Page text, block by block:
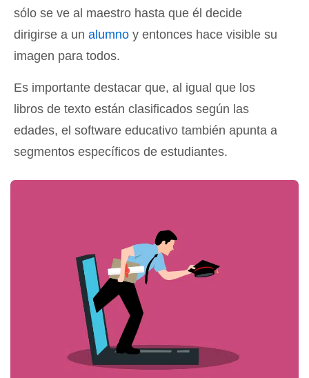
sólo se ve al maestro hasta que él decide
dirigirse a un alumno y entonces hace visible su
imagen para todos.
Es importante destacar que, al igual que los
libros de texto están clasificados según las
edades, el software educativo también apunta a
segmentos específicos de estudiantes.